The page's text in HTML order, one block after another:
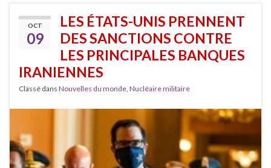
OCT
09
LES ÉTATS-UNIS PRENNENT
DES SANCTIONS CONTRE
LES PRINCIPALES BANQUES
IRANIENNES
Classé dans Nouvelles du monde, Nucléaire militaire